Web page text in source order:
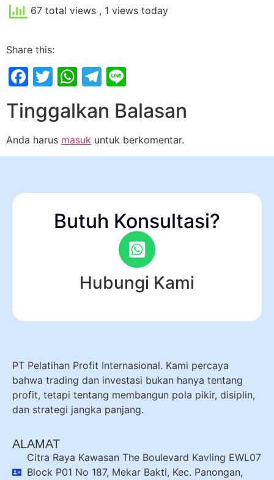
67 total views , 1 views today
Share this:
Facebook
Twitter
WhatsApp
Telegram
Tinggalkan Balasan
Anda harus masuk untuk berkomentar.
Butuh Konsultasi?
Hubungi Kami
PT Pelatihan Profit Internasional. Kami percaya
bahwa trading dan investasi bukan hanya tentang
profit, tetapi tentang membangun pola pikir, disiplin,
dan strategi jangka panjang.
ALAMAT
Citra Raya Kawasan The Boulevard Kavling EWL07
Block P01 No 187, Mekar Bakti, Kec. Panongan,